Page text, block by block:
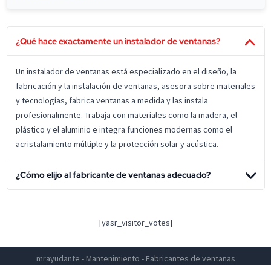
¿Qué hace exactamente un instalador de ventanas?
Un instalador de ventanas está especializado en el diseño, la
fabricación y la instalación de ventanas, asesora sobre materiales
y tecnologías, fabrica ventanas a medida y las instala
profesionalmente. Trabaja con materiales como la madera, el
plástico y el aluminio e integra funciones modernas como el
acristalamiento múltiple y la protección solar y acústica.
¿Cómo elijo al fabricante de ventanas adecuado?
[yasr_visitor_votes]
mrayudante - Mantenimiento - Fabricantes de ventanas